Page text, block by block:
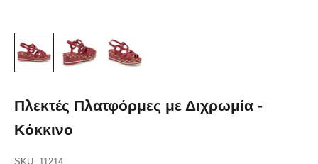
Πλεκτές Πλατφόρμες με Διχρωμία -
Κόκκινο
SKU: 11214